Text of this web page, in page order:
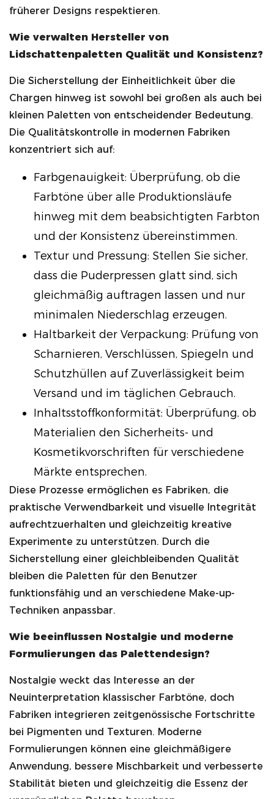
früherer Designs respektieren.
Wie verwalten Hersteller von
Lidschattenpaletten Qualität und Konsistenz?
Die Sicherstellung der Einheitlichkeit über die
Chargen hinweg ist sowohl bei großen als auch bei
kleinen Paletten von entscheidender Bedeutung.
Die Qualitätskontrolle in modernen Fabriken
konzentriert sich auf:
Farbgenauigkeit: Überprüfung, ob die
Farbtöne über alle Produktionsläufe
hinweg mit dem beabsichtigten Farbton
und der Konsistenz übereinstimmen.
Textur und Pressung: Stellen Sie sicher,
dass die Puderpressen glatt sind, sich
gleichmäßig auftragen lassen und nur
minimalen Niederschlag erzeugen.
Haltbarkeit der Verpackung: Prüfung von
Scharnieren, Verschlüssen, Spiegeln und
Schutzhüllen auf Zuverlässigkeit beim
Versand und im täglichen Gebrauch.
Inhaltsstoffkonformität: Überprüfung, ob
Materialien den Sicherheits- und
Kosmetikvorschriften für verschiedene
Märkte entsprechen.
Diese Prozesse ermöglichen es Fabriken, die
praktische Verwendbarkeit und visuelle Integrität
aufrechtzuerhalten und gleichzeitig kreative
Experimente zu unterstützen. Durch die
Sicherstellung einer gleichbleibenden Qualität
bleiben die Paletten für den Benutzer
funktionsfähig und an verschiedene Make-up-
Techniken anpassbar.
Wie beeinflussen Nostalgie und moderne
Formulierungen das Palettendesign?
Nostalgie weckt das Interesse an der
Neuinterpretation klassischer Farbtöne, doch
Fabriken integrieren zeitgenössische Fortschritte
bei Pigmenten und Texturen. Moderne
Formulierungen können eine gleichmäßigere
Anwendung, bessere Mischbarkeit und verbesserte
Stabilität bieten und gleichzeitig die Essenz der